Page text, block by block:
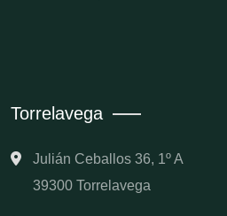
Torrelavega
Julián Ceballos 36, 1º A
39300 Torrelavega